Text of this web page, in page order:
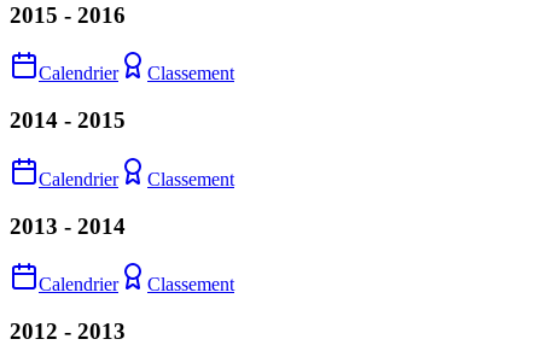
2015 - 2016
Calendrier Classement
2014 - 2015
Calendrier Classement
2013 - 2014
Calendrier Classement
2012 - 2013